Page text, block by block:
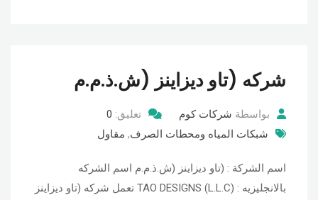
شركه (تاو ديزاينز (ش.ذ.م.م
بواسطة شركات كوم تعليق: 0
شبكات المياه ومحطات الصرف, مقاول
اسم الشركة : (تاو ديزاينز (ش.ذ.م.م اسم الشركه
بالانجليزيه : TAO DESIGNS (L.L.C) تعمل شركه (تاو ديزاينز